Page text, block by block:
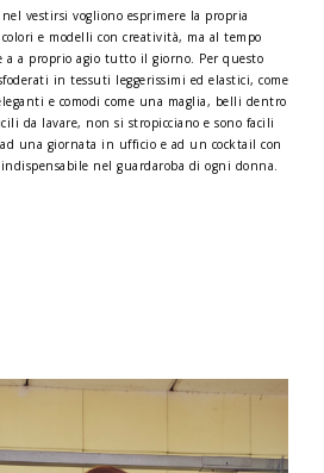
vestirsi vogliono esprimere la propria
e modelli con creatività, ma al tempo
a a proprio agio tutto il giorno. Per questo
in tessuti leggerissimi ed elastici, come
e comodi come una maglia, belli dentro
da lavare, non si stropicciano e sono facili
una giornata in ufficio e ad un cocktail con
nel guardaroba di ogni donna.